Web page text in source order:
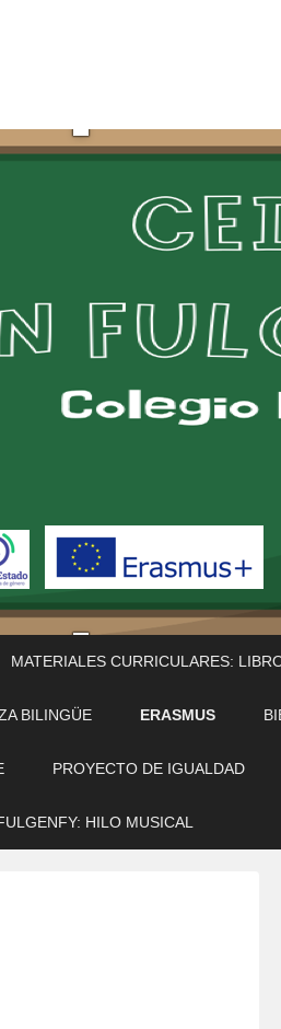
MATERIALES CURRICULARES:
BILINGÜE ERASMUS
PROYECTO DE IGUALDAD
HILO MUSICAL